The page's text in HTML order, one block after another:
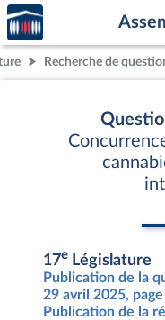
Aller au contenu
Aller en bas de la page
Accèder
à la
page
d'accueilRecherche de
17e Législature
Publication de la
29 avril 2025,
Publication de la